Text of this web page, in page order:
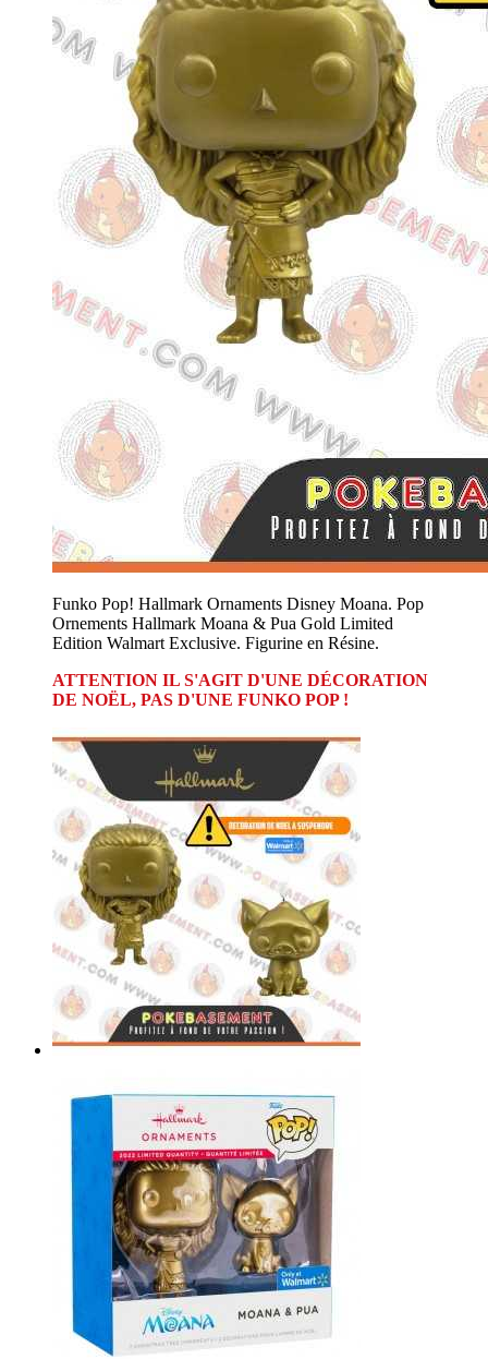
Funko Pop! Hallmark Ornaments Disney Moana. Pop
Ornements Hallmark Moana & Pua Gold Limited
Edition Walmart Exclusive. Figurine en Résine.
ATTENTION IL S'AGIT D'UNE DÉCORATION
DE NOËL, PAS D'UNE FUNKO POP !